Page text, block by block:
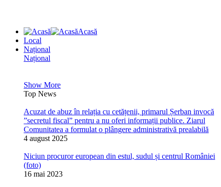
Acasă
Local
Național
Național
Show More
Top News
Acuzat de abuz în relația cu cetățenii, primarul Șerban invocă
”secretul fiscal” pentru a nu oferi informații publice. Ziarul
Comunitatea a formulat o plângere administrativă prealabilă
4 august 2025
Niciun procuror european din estul, sudul și centrul României
(foto)
16 mai 2023